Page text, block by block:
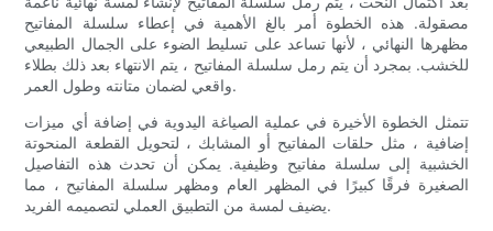
مصقولة. هذه الخطوة أمر بالغ الأهمية في إعطاء سلسلة المفاتيح
مظهرها النهائي ، لأنها تساعد على تسليط الضوء على الجمال الطبيعي
للخشب. بمجرد أن يتم رمل سلسلة المفاتيح ، يتم الانتهاء بعد ذلك بطلاء
واقعي لضمان متانته وطول العمر.
تتمثل الخطوة الأخيرة في عملية الصياغة اليدوية في إضافة أي ميزات
إضافية ، مثل حلقات المفاتيح أو المشابك ، لتحويل القطعة المنحوتة
الخشبية إلى سلسلة مفاتيح وظيفية. يمكن أن تحدث هذه التفاصيل
الصغيرة فرقًا كبيرًا في المظهر العام ومظهر سلسلة المفاتيح ، مما
يضيف لمسة من التطبيق العملي لتصميمه الفريد.